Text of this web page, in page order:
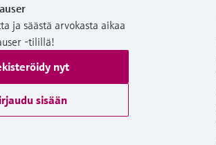
ja säästä arvokasta aikaa
-tilillä!
nyt
sisään